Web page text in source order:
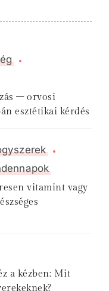
– orvosi
esztétikai kérdés
vitamint vagy
a kézben: Mit